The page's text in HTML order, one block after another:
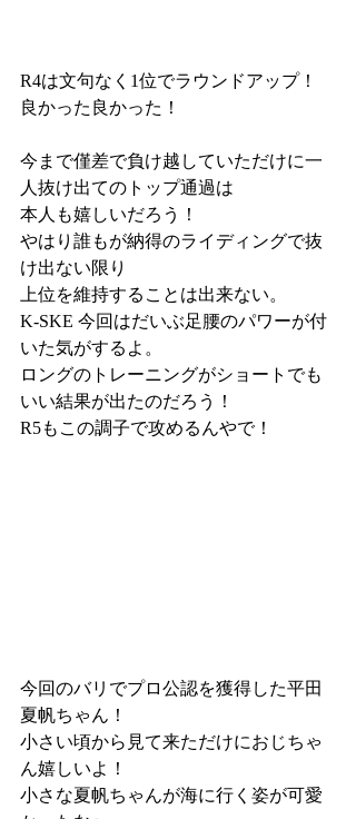
R4は文句なく1位でラウンドアップ！
良かった良かった！
今まで僅差で負け越していただけに一
人抜け出てのトップ通過は
本人も嬉しいだろう！
やはり誰もが納得のライディングで抜
け出ない限り
上位を維持することは出来ない。
K-SKE 今回はだいぶ足腰のパワーが付
いた気がするよ。
ロングのトレーニングがショートでも
いい結果が出たのだろう！
R5もこの調子で攻めるんやで！
今回のバリでプロ公認を獲得した平田
夏帆ちゃん！
小さい頃から見て来ただけにおじちゃ
ん嬉しいよ！
小さな夏帆ちゃんが海に行く姿が可愛